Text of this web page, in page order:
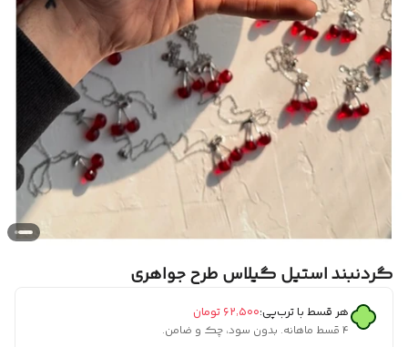
گردنبند استیل گیلاس طرح جواهری
هر قسط با ترب‌پی:۶۲٬۵۰۰ تومان
۴ قسط ماهانه. بدون سود، چک و ضامن.